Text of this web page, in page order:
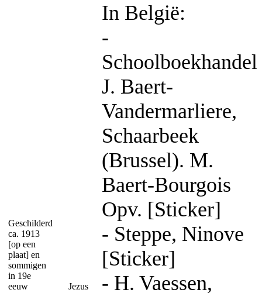
Geschilderd
ca. 1913
[op een
plaat] en
sommigen
in 19e
eeuw
Jezus
In België:
-
Schoolboekhandel
J. Baert-
Vandermarliere,
Schaarbeek
(Brussel). M.
Baert-Bourgois
Opv. [Sticker]
- Steppe, Ninove
[Sticker]
- H. Vaessen,